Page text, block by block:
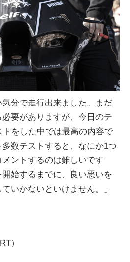
気分で走行出来ました。まだ
要がありますが、今日のテ
トをした中では最高の内容で
数テストすると、なにか1つ
ントするのは難しいです
始するまでに、良い悪いを
いかないといけません。」
）